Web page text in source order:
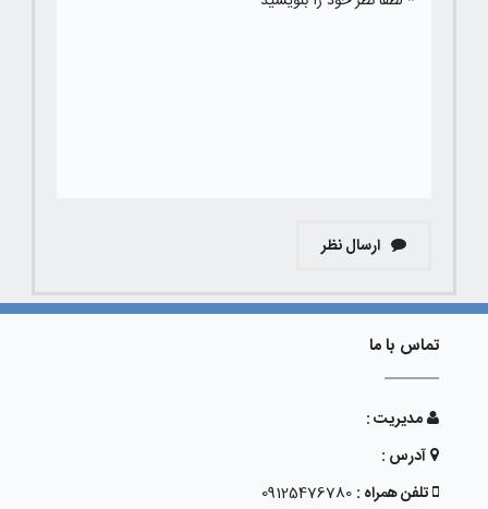
ارسال نظر
تماس با ما
مدیریت :
آدرس :
تلفن همراه : 09125476780